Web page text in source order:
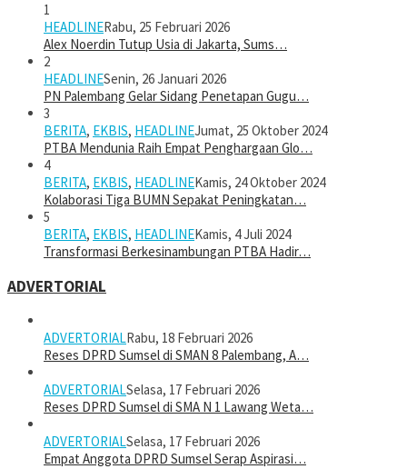
1
HEADLINERabu, 25 Februari 2026
Alex Noerdin Tutup Usia di Jakarta, Sums…
2
HEADLINESenin, 26 Januari 2026
PN Palembang Gelar Sidang Penetapan Gugu…
3
BERITA, EKBIS, HEADLINEJumat, 25 Oktober 2024
PTBA Mendunia Raih Empat Penghargaan Glo…
4
BERITA, EKBIS, HEADLINEKamis, 24 Oktober 2024
Kolaborasi Tiga BUMN Sepakat Peningkatan…
5
BERITA, EKBIS, HEADLINEKamis, 4 Juli 2024
Transformasi Berkesinambungan PTBA Hadir…
ADVERTORIAL
ADVERTORIALRabu, 18 Februari 2026
Reses DPRD Sumsel di SMAN 8 Palembang, A…
ADVERTORIALSelasa, 17 Februari 2026
Reses DPRD Sumsel di SMA N 1 Lawang Weta…
ADVERTORIALSelasa, 17 Februari 2026
Empat Anggota DPRD Sumsel Serap Aspirasi…